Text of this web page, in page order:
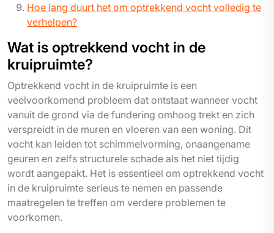
Hoe lang duurt het om optrekkend vocht volledig te
verhelpen?
Wat is optrekkend vocht in de
kruipruimte?
Optrekkend vocht in de kruipruimte is een
veelvoorkomend probleem dat ontstaat wanneer vocht
vanuit de grond via de fundering omhoog trekt en zich
verspreidt in de muren en vloeren van een woning. Dit
vocht kan leiden tot schimmelvorming, onaangename
geuren en zelfs structurele schade als het niet tijdig
wordt aangepakt. Het is essentieel om optrekkend vocht
in de kruipruimte serieus te nemen en passende
maatregelen te treffen om verdere problemen te
voorkomen.